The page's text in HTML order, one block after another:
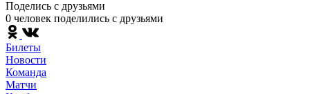
Поделись c друзьями
0 человек поделились c друзьями
Билеты
Новости
Команда
Матчи